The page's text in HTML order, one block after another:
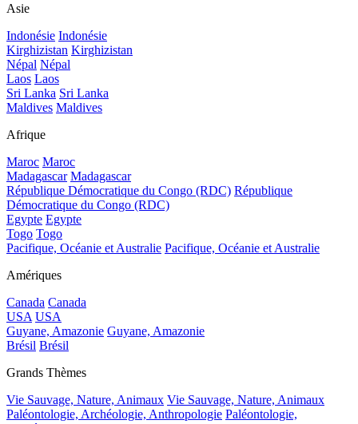
Asie
Indonésie Indonésie
Kirghizistan Kirghizistan
Népal Népal
Laos Laos
Sri Lanka Sri Lanka
Maldives Maldives
Afrique
Maroc Maroc
Madagascar Madagascar
République Démocratique du Congo (RDC) République
Démocratique du Congo (RDC)
Egypte Egypte
Togo Togo
Pacifique, Océanie et Australie Pacifique, Océanie et Australie
Amériques
Canada Canada
USA USA
Guyane, Amazonie Guyane, Amazonie
Brésil Brésil
Grands Thèmes
Vie Sauvage, Nature, Animaux Vie Sauvage, Nature, Animaux
Paléontologie, Archéologie, Anthropologie Paléontologie,